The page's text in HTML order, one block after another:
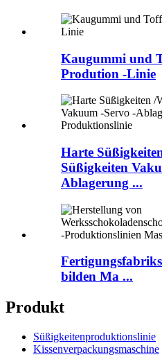
Kaugummi und
Prodution -Linie
Harte
Süßigkeiten
Ablagerung ...
bilden Ma ...
Produkt
Süßigkeitenproduktionslinie
Kissenverpackungsmaschine